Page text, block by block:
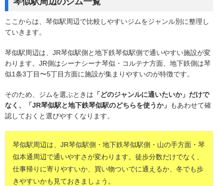
ここからは、琴似駅周辺で比較しやすいジムをジャンル別に整理し
ていきます。
琴似駅周辺は、JR琴似駅側と地下鉄琴似駅側で通いやすい施設が変
わります。JR側はシーナシーナ琴似・コルテナ方面、地下鉄側は琴
似1条3丁目〜5丁目方面に施設が集まりやすいのが特徴です。
そのため、ジムを選ぶときは 「どのジャンルに通いたいか」だけで
なく、「JR琴似駅と地下鉄琴似駅のどちらを使うか」 もあわせて確
認しておくと選びやすくなります。
琴似駅周辺は、JR琴似駅側・地下鉄琴似駅側・山の手方面・琴
似本通周辺で通いやすさが変わります。徒歩分数だけでなく、
仕事帰りに寄りやすいか、買い物ついでに通えるか、冬でも歩
きやすいかも見ておきましょう。